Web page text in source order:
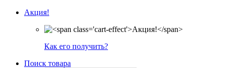
Акция!
Как его получить?
Поиск товара